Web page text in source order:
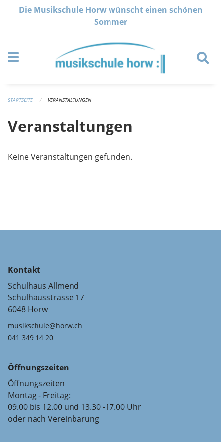
Navigation überspringen
Die Musikschule Horw wünscht einen schönen
Sommer
STARTSEITE VERANSTALTUNGEN
Veranstaltungen
Keine Veranstaltungen gefunden.
Kontakt
Schulhaus Allmend
Schulhausstrasse 17
6048 Horw
musikschule@horw.ch
041 349 14 20
Öffnungszeiten
Öffnungszeiten
Montag - Freitag:
09.00 bis 12.00 und 13.30 -17.00 Uhr
oder nach Vereinbarung